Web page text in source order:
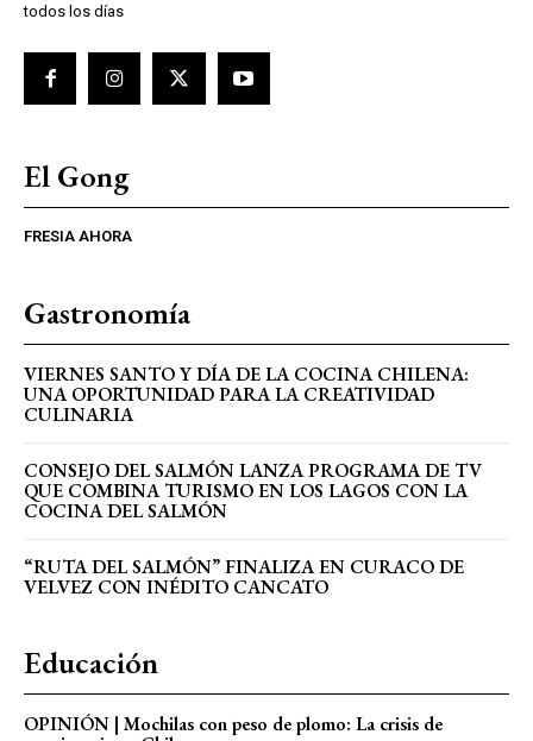
todos los días
El Gong
FRESIA AHORA
Gastronomía
VIERNES SANTO Y DÍA DE LA COCINA CHILENA:
UNA OPORTUNIDAD PARA LA CREATIVIDAD
CULINARIA
CONSEJO DEL SALMÓN LANZA PROGRAMA DE TV
QUE COMBINA TURISMO EN LOS LAGOS CON LA
COCINA DEL SALMÓN
“RUTA DEL SALMÓN” FINALIZA EN CURACO DE
VELVEZ CON INÉDITO CANCATO
Educación
OPINIÓN | Mochilas con peso de plomo: La crisis de